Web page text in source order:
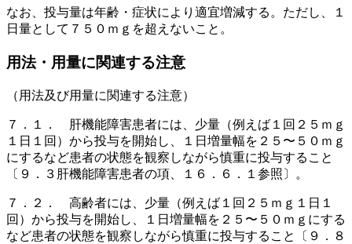
なお、投与量は年齢・症状により適宜増減する。ただし、１
日量として７５０ｍｇを超えないこと。
用法・用量に関連する注意
（用法及び用量に関連する注意）
７．１． 肝機能障害患者には、少量（例えば１回２５ｍｇ
１日１回）から投与を開始し、１日増量幅を２５〜５０ｍｇ
にするなど患者の状態を観察しながら慎重に投与すること
〔９．３肝機能障害患者の項、１６．６．１参照〕。
７．２． 高齢者には、少量（例えば１回２５ｍｇ１日１
回）から投与を開始し、１日増量幅を２５〜５０ｍｇにする
など患者の状態を観察しながら慎重に投与すること〔９．８